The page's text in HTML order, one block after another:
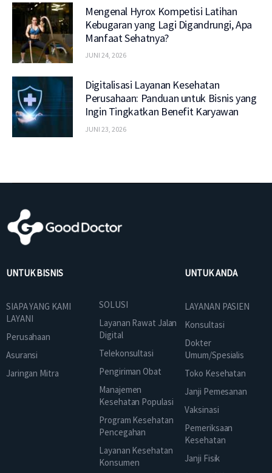
Mengenal Hyrox Kompetisi Latihan
Kebugaran yang Lagi Digandrungi, Apa
Manfaat Sehatnya?
JUNI 24, 2026
Digitalisasi Layanan Kesehatan
Perusahaan: Panduan untuk Bisnis yang
Ingin Tingkatkan Benefit Karyawan
JUNI 23, 2026
UNTUK BISNIS
SIAPA YANG KAMI
LAYANI
Perusahaan
Asuransi
Jaringan Mitra
SOLUSI
Layanan Rawat Jalan
Digital
Telekonsultasi
Pengiriman Obat
Manajemen
Kesehatan Populasi
Program Kesehatan
Pencegahan
Layanan Kesehatan
Konsumen
UNTUK ANDA
LAYANAN PASIEN
Konsultasi
Dokter
Umum/Spesialis
Toko Kesehatan
Janji Pemesanan
Vaksinasi
Pemeriksaan
Kesehatan
Janji Fisik